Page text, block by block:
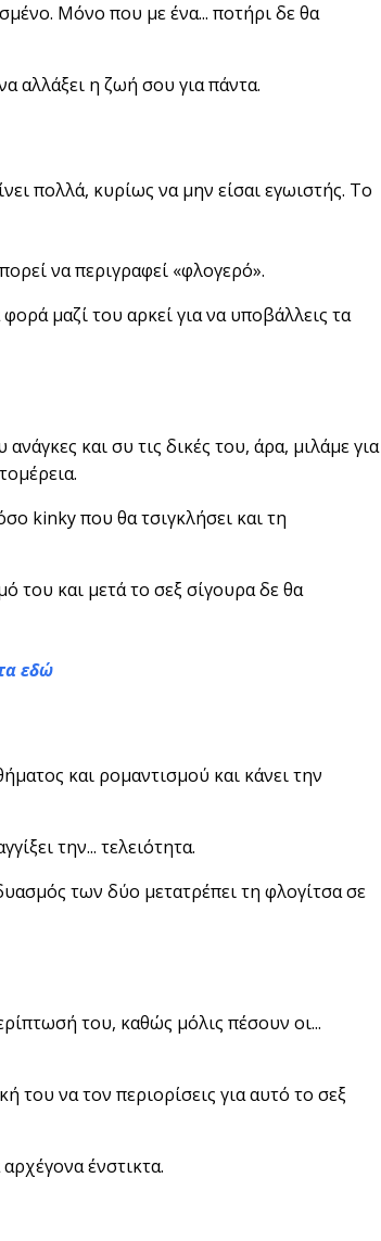
Μόνο που με ένα... ποτήρι δε θα
αλλάξει η ζωή σου για πάντα.
πολλά, κυρίως να μην είσαι εγωιστής. Το
να περιγραφεί «φλογερό».
μαζί του αρκεί για να υποβάλλεις τα
και συ τις δικές του, άρα, μιλάμε για
kinky που θα τσιγκλήσει και τη
του και μετά το σεξ σίγουρα δε θα
εδώ
και ρομαντισμού και κάνει την
την... τελειότητα.
των δύο μετατρέπει τη φλογίτσα σε
του, καθώς μόλις πέσουν οι...
του να τον περιορίσεις για αυτό το σεξ
ένστικτα.